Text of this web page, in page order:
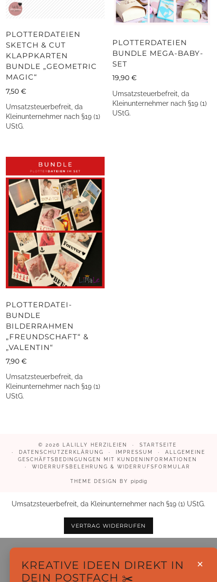
PLOTTERDATEIEN
SKETCH & CUT
KLAPPKARTEN
BUNDLE „GEOMETRIC
MAGIC“
7,50 €
Umsatzsteuerbefreit, da
Kleinunternehmer nach §19 (1)
UStG.
PLOTTERDATEIEN
BUNDLE MEGA-BABY-
SET
19,90€
Umsatzsteuerbefreit, da
Kleinunternehmer nach §19 (1)
UStG.
PLOTTERDATEI-
BUNDLE
BILDERRAHMEN
„FREUNDSCHAFT“ &
„VALENTIN“
7,90 €
Umsatzsteuerbefreit, da
Kleinunternehmer nach §19 (1)
UStG.
© 2026 LALILLY HERZILEIEN
STARTSEITE
DATENSCHUTZERKLÄRUNG
IMPRESSUM
ALLGEMEINE
GESCHÄFTSBEDINGUNGEN MIT KUNDENINFORMATIONEN
WIDERRUFSBELEHRUNG & WIDERRUFSFORMULAR
THEME DESIGN BY pipdig
Umsatzsteuerbefreit, da Kleinunternehmer nach §19 (1) UStG.
VERTRAG WIDERRUFEN
×
KREATIVE IDEEN DIREKT IN
DEIN POSTFACH ✂️